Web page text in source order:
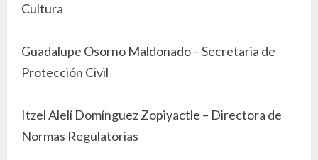
Cultura
Guadalupe Osorno Maldonado – Secretaria de
Protección Civil
Itzel Alelí Domínguez Zopiyactle – Directora de
Normas Regulatorias